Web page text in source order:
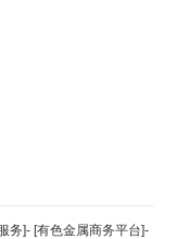
务]- [有色金属商务平台]-